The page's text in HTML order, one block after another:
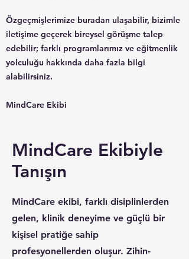
Özgeçmişlerimize buradan ulaşabilir, bizimle
iletişime geçerek bireysel görüşme talep
edebilir; farklı programlarımız ve eğitmenlik
yolculuğu hakkında daha fazla bilgi
alabilirsiniz.
MindCare Ekibi
MindCare Ekibiyle
Tanışın
MindCare ekibi, farklı disiplinlerden
gelen, klinik deneyime ve güçlü bir
kişisel pratiğe sahip
profesyonellerden oluşur. Zihin-